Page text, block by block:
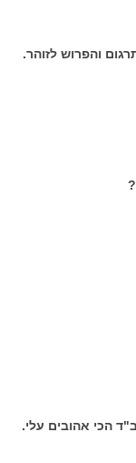
והפרוש לזוהר.
?
הכי אהובים עלי.